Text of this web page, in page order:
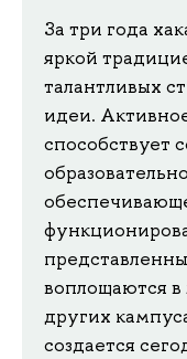
За три года
яркой
талантливых
идеи.
способствует
воплощаются
других
создается